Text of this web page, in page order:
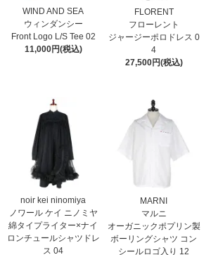
WIND AND SEA
ウィンダンシー
Front Logo L/S Tee 02
11,000円(税込)
FLORENT
フローレント
ジャージーポロドレス 0
4
27,500円(税込)
noir kei ninomiya
ノワール ケイ ニノミヤ
綿タイプライター×ナイ
ロンチュールシャツドレ
ス 04
MARNI
マルニ
オーガニックポプリン製
ボーリングシャツ コン
シールロゴ入り 12